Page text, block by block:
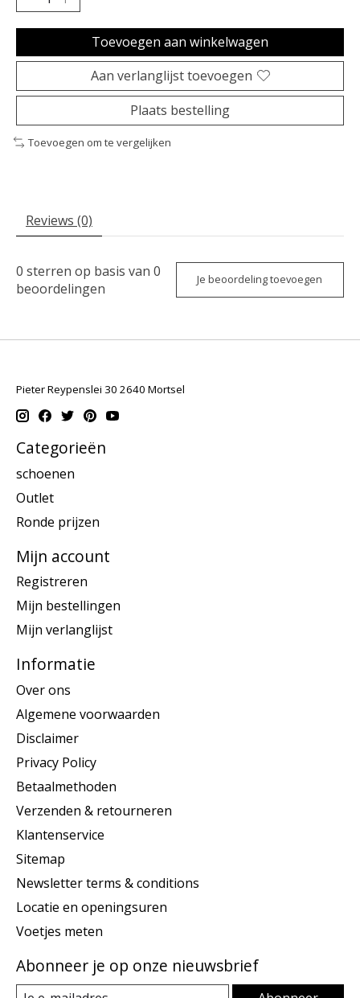
Toevoegen aan winkelwagen
Aan verlanglijst toevoegen
Plaats bestelling
Toevoegen om te vergelijken
Reviews (0)
0 sterren op basis van 0
beoordelingen
Je beoordeling toevoegen
Pieter Reypenslei 30 2640 Mortsel
Categorieën
schoenen
Outlet
Ronde prijzen
Mijn account
Registreren
Mijn bestellingen
Mijn verlanglijst
Informatie
Over ons
Algemene voorwaarden
Disclaimer
Privacy Policy
Betaalmethoden
Verzenden & retourneren
Klantenservice
Sitemap
Newsletter terms & conditions
Locatie en openingsuren
Voetjes meten
Abonneer je op onze nieuwsbrief